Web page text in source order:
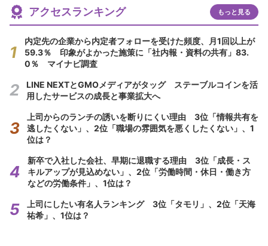
アクセスランキング もっと見る
内定先の企業から内定者フォローを受けた頻度、月1回以上が
59.3％ 印象がよかった施策に「社内報・資料の共有」83.
0％ マイナビ調査
LINE NEXTとGMOメディアがタッグ ステーブルコインを活
用したサービスの成長と事業拡大へ
上司からのランチの誘いを断りにくい理由 3位「情報共有を
逃したくない」、2位「職場の雰囲気を悪くしたくない」、1
位は？
新卒で入社した会社、早期に退職する理由 3位「成長・ス
キルアップが見込めない」、2位「労働時間・休日・働き方
などの労働条件」、1位は？
上司にしたい有名人ランキング 3位「タモリ」、2位「天海
祐希」、1位は？